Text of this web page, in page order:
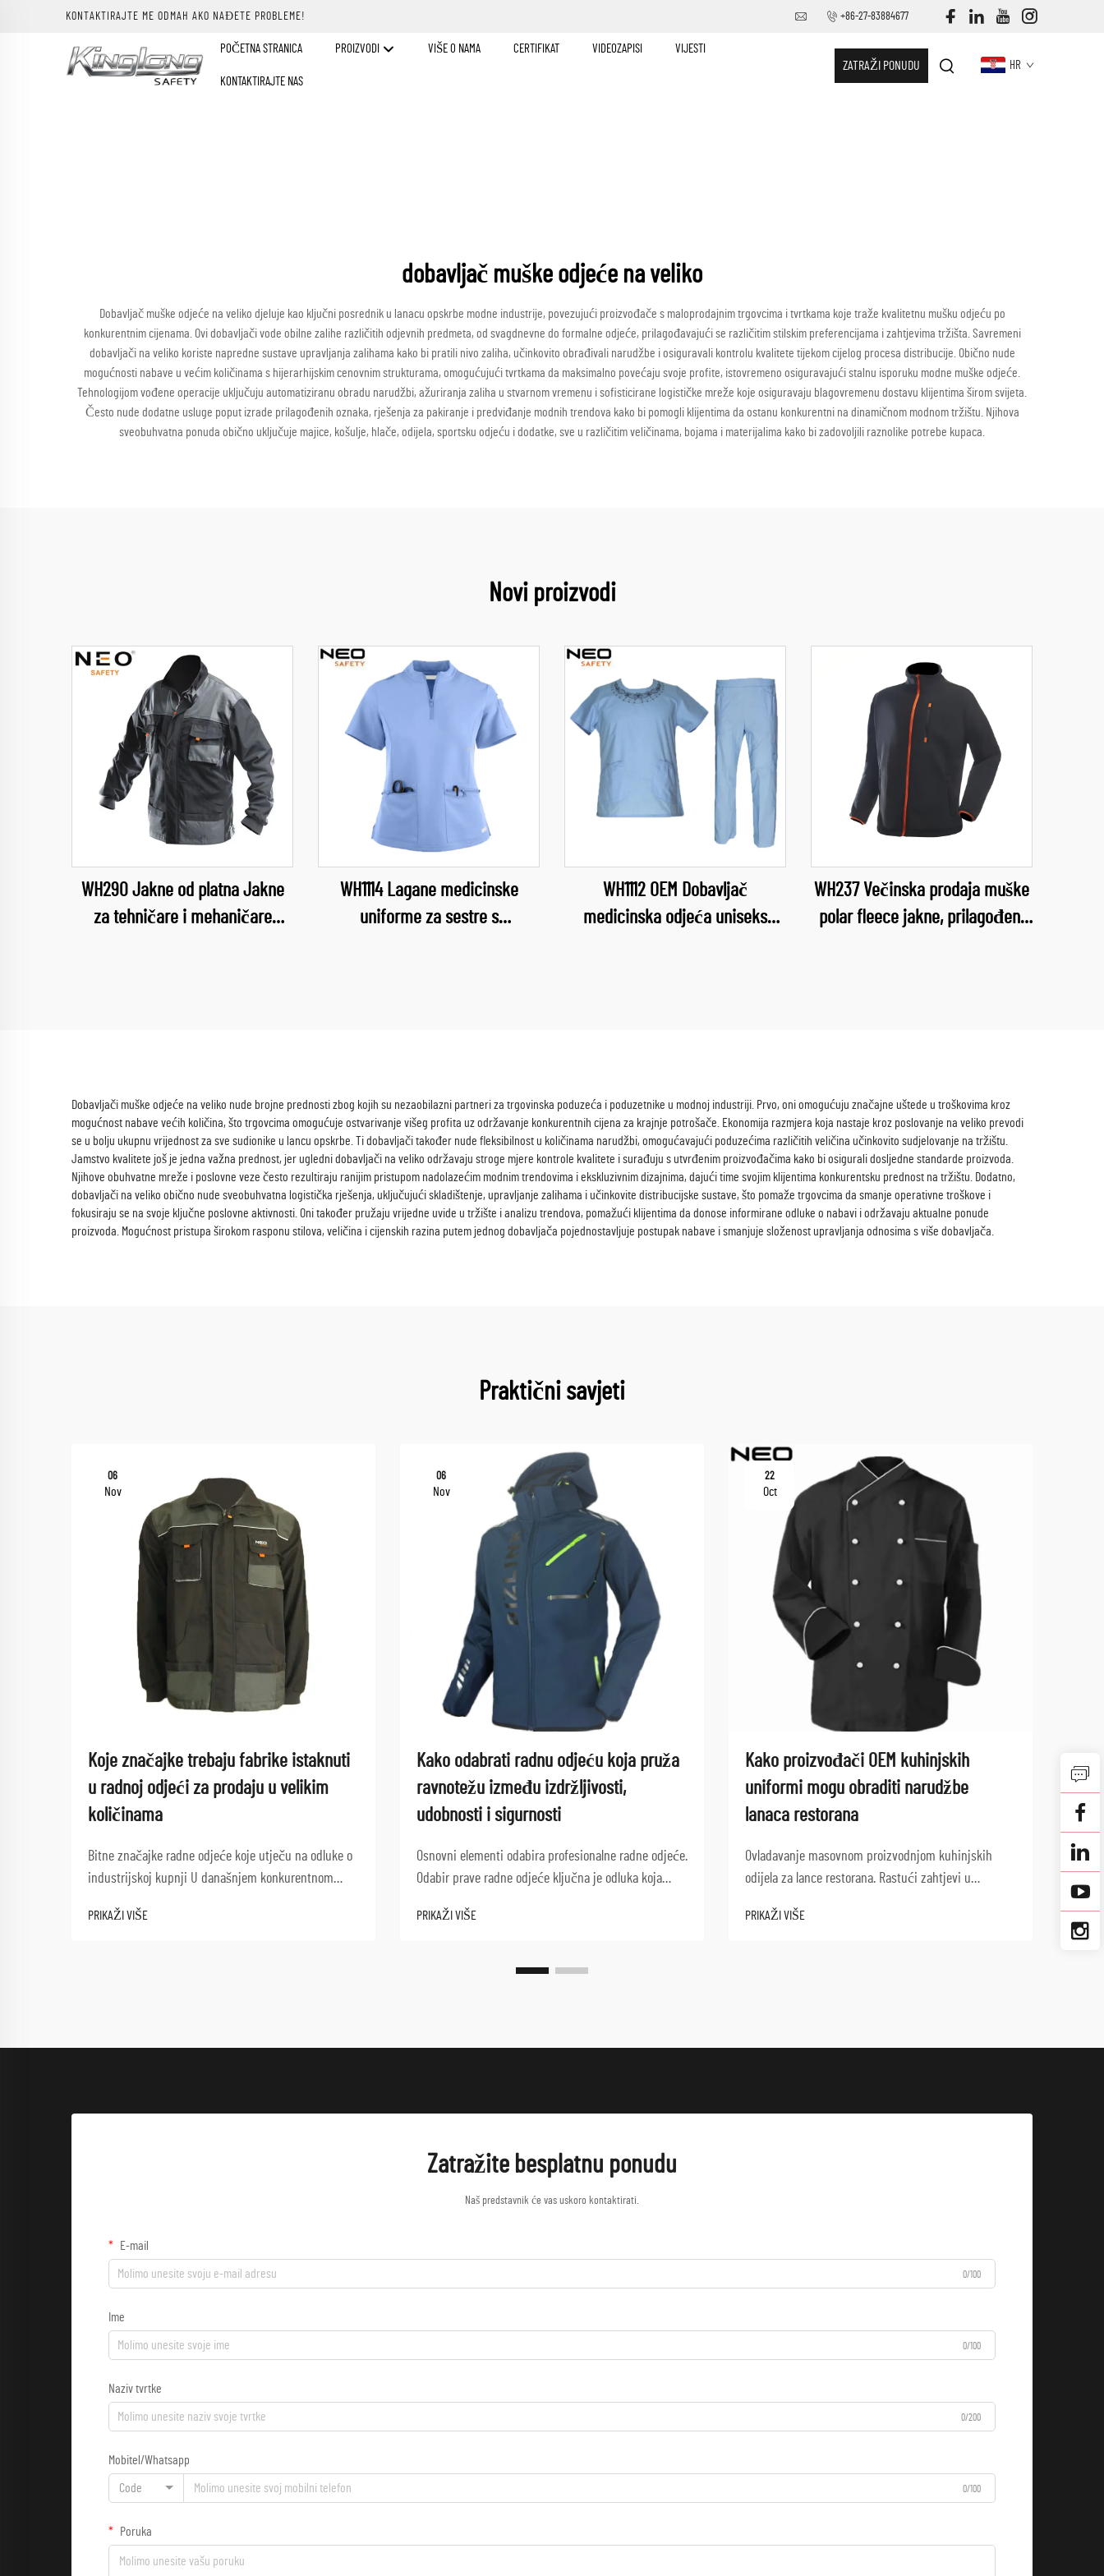
KONTAKTIRAJTE ME ODMAH AKO NAĐETE PROBLEME! +86-27-83884677
POČETNA STRANICA PROIZVODI VIŠE O NAMA CERTIFIKAT VIDEOZAPISI VIJESTI
KONTAKTIRAJTE NAS
ZATRAŽI PONUDU HR
dobavljač muške odjeće na veliko
Dobavljač muške odjeće na veliko djeluje kao ključni posrednik u lanacu opskrbe modne industrije, povezujući proizvođače s maloprodajnim trgovcima i tvrtkama koje traže kvalitetnu mušku odjeću po
konkurentnim cijenama. Ovi dobavljači vode obilne zalihe različitih odjevnih predmeta, od svagdnevne do formalne odjeće, prilagođavajući se različitim stilskim preferencijama i zahtjevima tržišta. Savremeni
dobavljači na veliko koriste napredne sustave upravljanja zalihama kako bi pratili nivo zaliha, učinkovito obrađivali narudžbe i osiguravali kontrolu kvalitete tijekom cijelog procesa distribucije. Obično nude
mogućnosti nabave u većim količinama s hijerarhijskim cenovnim strukturama, omogućujući tvrtkama da maksimalno povećaju svoje profite, istovremeno osiguravajući stalnu isporuku modne muške odjeće.
Tehnologijom vođene operacije uključuju automatiziranu obradu narudžbi, ažuriranja zaliha u stvarnom vremenu i sofisticirane logističke mreže koje osiguravaju blagovremenu dostavu klijentima širom svijeta.
Često nude dodatne usluge poput izrade prilagođenih oznaka, rješenja za pakiranje i predviđanje modnih trendova kako bi pomogli klijentima da ostanu konkurentni na dinamičnom modnom tržištu. Njihova
sveobuhvatna ponuda obično uključuje majice, košulje, hlače, odijela, sportsku odjeću i dodatke, sve u različitim veličinama, bojama i materijalima kako bi zadovoljili raznolike potrebe kupaca.
Novi proizvodi
WH290 Jakne od platna Jakne
za tehničare i mehaničare
WH1114 Lagane medicinske
uniforme za sestre s
WH1112 OEM Dobavljač
medicinska odjeća uniseks
WH237 Večinska prodaja muške
polar fleece jakne, prilagođeni
Dobavljači muške odjeće na veliko nude brojne prednosti zbog kojih su nezaobilazni partneri za trgovinska poduzeća i poduzetnike u modnoj industriji. Prvo, oni omogućuju značajne uštede u troškovima kroz
mogućnost nabave većih količina, što trgovcima omogućuje ostvarivanje višeg profita uz održavanje konkurentnih cijena za krajnje potrošače. Ekonomija razmjera koja nastaje kroz poslovanje na veliko prevodi
se u bolju ukupnu vrijednost za sve sudionike u lancu opskrbe. Ti dobavljači također nude fleksibilnost u količinama narudžbi, omogućavajući poduzećima različitih veličina učinkovito sudjelovanje na tržištu.
Jamstvo kvalitete još je jedna važna prednost, jer ugledni dobavljači na veliko održavaju stroge mjere kontrole kvalitete i surađuju s utvrđenim proizvođačima kako bi osigurali dosljedne standarde proizvoda.
Njihove obuhvatne mreže i poslovne veze često rezultiraju ranijim pristupom nadolazećim modnim trendovima i ekskluzivnim dizajnima, dajući time svojim klijentima konkurentsku prednost na tržištu. Dodatno,
dobavljači na veliko obično nude sveobuhvatna logistička rješenja, uključujući skladištenje, upravljanje zalihama i učinkovite distribucijske sustave, što pomaže trgovcima da smanje operativne troškove i
fokusiraju se na svoje ključne poslovne aktivnosti. Oni također pružaju vrijedne uvide u tržište i analizu trendova, pomažući klijentima da donose informirane odluke o nabavi i održavaju aktualne ponude
proizvoda. Mogućnost pristupa širokom rasponu stilova, veličina i cijenskih razina putem jednog dobavljača pojednostavljuje postupak nabave i smanjuje složenost upravljanja odnosima s više dobavljača.
Praktični savjeti
06
Nov
Koje značajke trebaju fabrike istaknuti
u radnoj odjeći za prodaju u velikim
količinama
Bitne značajke radne odjeće koje utječu na odluke o
industrijskoj kupnji U današnjem konkurentnom
za veleprodaju zahtijeva pažljivo razmatranje više
PRIKAŽI VIŠE
06
Nov
Kako odabrati radnu odjeću koja pruža
ravnotežu između izdržljivosti,
udobnosti i sigurnosti
Osnovni elementi odabira profesionalne radne odjeće.
Odabir prave radne odjeće ključna je odluka koja
zaposlenih na poslu. Kvalitetna radna odjeća djeluje
PRIKAŽI VIŠE
22
Oct
Kako proizvođači OEM kuhinjskih
uniformi mogu obraditi narudžbe
lanaca restorana
Ovladavanje masovnom proizvodnjom kuhinjskih
odijela za lance restorana. Rastući zahtjevi u
proizvođače OEM kuhinjskih odijela da na veliko
PRIKAŽI VIŠE
od
Zatražite besplatnu ponudu
Naš predstavnik će vas uskoro kontaktirati.
E-mail
0/100
Ime
0/100
Naziv tvrtke
0/200
Mobitel/Whatsapp
Code 0/100
Poruka